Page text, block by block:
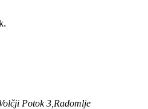
Potok 3,Radomlje